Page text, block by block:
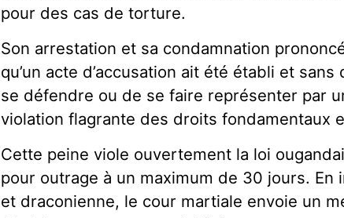
pour des cas de torture.
Son arrestation et sa condamnation
qu’un acte d’accusation ait été établi et
se défendre ou de se faire représenter par
violation flagrante des droits fondamentaux
Cette peine viole ouvertement la loi
pour outrage à un maximum de 30 jours. En
et draconienne, le cour martiale envoie un